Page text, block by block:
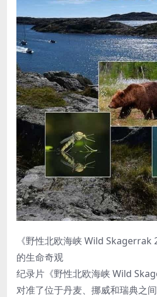
《野性北欧海峡 Wild Skagerrak
的生命奇观
纪录片《野性北欧海峡 Wild
对准了位于丹麦、挪威和瑞典之